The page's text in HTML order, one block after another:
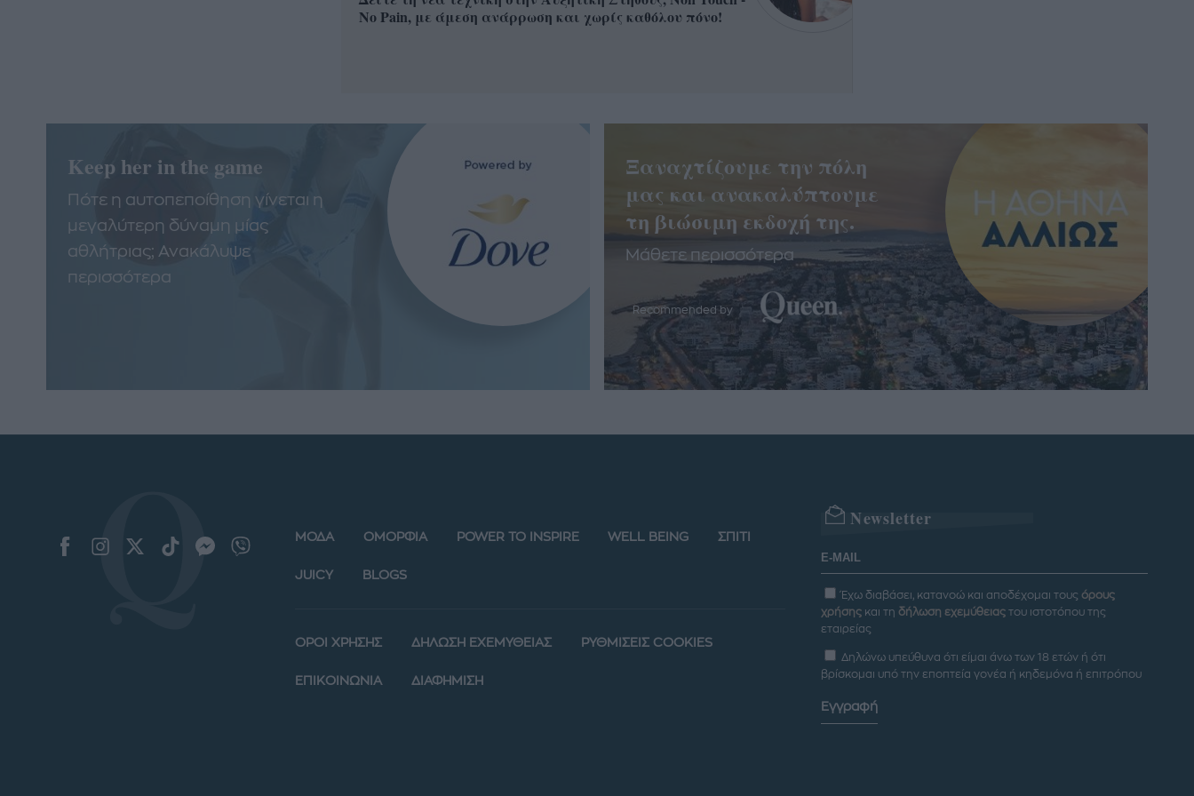
No Pain, με άμεση ανάρρωση και χωρίς καθόλου πόνο!
Keep her in the game
Πότε η αυτοπεποίθηση γίνεται η
μεγαλύτερη δύναμη μίας
αθλήτριας; Ανακάλυψε
περισσότερα
Ξαναχτίζουμε την πόλη
μας και ανακαλύπτουμε
τη βιώσιμη εκδοχή της.
Μάθετε περισσότερα
Recommended by
ΜΟΔΑ ΟΜΟΡΦΙΑ POWER TO INSPIRE WELL BEING ΣΠΙΤΙ
JUICY BLOGS
ΟΡΟΙ ΧΡΗΣΗΣ ΔΗΛΩΣΗ ΕΧΕΜΥΘΕΙΑΣ ΡΥΘΜΙΣΕΙΣ COOKIES
ΕΠΙΚΟΙΝΩΝΙΑ ΔΙΑΦΗΜΙΣΗ
Newsletter
Έχω διαβάσει, κατανοώ και αποδέχομαι τους όρους
χρήσης και τη δήλωση εχεμύθειας του ιστοτόπου της
εταιρείας
Δηλώνω υπεύθυνα ότι είμαι άνω των 18 ετών ή ότι
βρίσκομαι υπό την εποπτεία γονέα ή κηδεμόνα ή επιτρόπου
Εγγραφή